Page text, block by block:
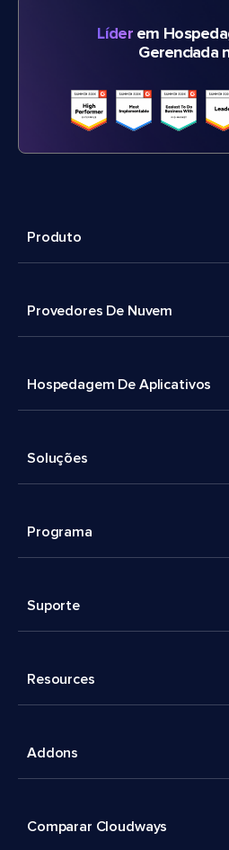
Líderem
Gerenciada
Produto
Provedores De Nuvem
Hospedagem De Aplicativos
Soluções
Programa
Suporte
Resources
Addons
Comparar Cloudways